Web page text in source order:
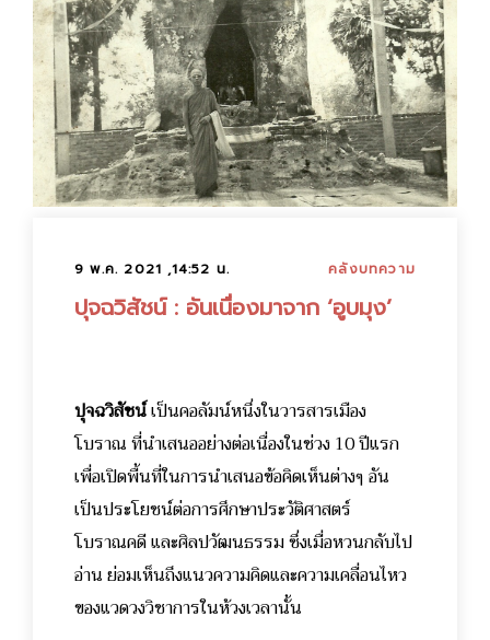
9 พ.ค. 2021 ,14:52 น. คลังบทความ
ปุจฉวิสัชน์ : อันเนื่องมาจาก ‘อูบมุง’
ปุจฉวิสัชน์เป็นคอลัมน์หนึ่งในวารสารเมือง
โบราณ ที่นำเสนออย่างต่อเนื่องในช่วง 10 ปีแรก
เพื่อเปิดพื้นที่ในการนำเสนอข้อคิดเห็นต่างๆ อัน
เป็นประโยชน์ต่อการศึกษาประวัติศาสตร์
โบราณคดี และศิลปวัฒนธรรม ซึ่งเมื่อหวนกลับไป
อ่าน ย่อมเห็นถึงแนวความคิดและความเคลื่อนไหว
ของแวดวงวิชาการในห้วงเวลานั้น